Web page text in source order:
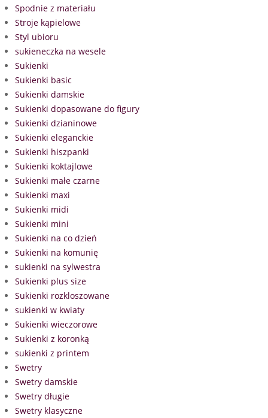
Spodnie z materiału
Stroje kąpielowe
Styl ubioru
sukieneczka na wesele
Sukienki
Sukienki basic
Sukienki damskie
Sukienki dopasowane do figury
Sukienki dzianinowe
Sukienki eleganckie
Sukienki hiszpanki
Sukienki koktajlowe
Sukienki małe czarne
Sukienki maxi
Sukienki midi
Sukienki mini
Sukienki na co dzień
Sukienki na komunię
sukienki na sylwestra
Sukienki plus size
Sukienki rozkloszowane
sukienki w kwiaty
Sukienki wieczorowe
Sukienki z koronką
sukienki z printem
Swetry
Swetry damskie
Swetry długie
Swetry klasyczne